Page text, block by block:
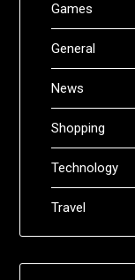
Games
General
News
Shopping
Technology
Travel